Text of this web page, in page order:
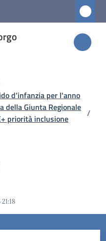
d’infanzia per l'anno
della Giunta Regionale
priorità inclusione
/